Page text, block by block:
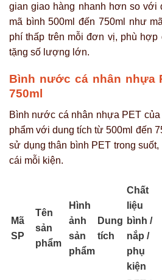
gian giao hàng nhanh hơn so với
mã bình 500ml đến 750ml như
phí thấp trên mỗi đơn vị, phù hợp
tặng số lượng lớn.
Bình nước cá nhân nhựa
750ml
Bình nước cá nhân nhựa PET
phẩm với dung tích từ 500ml đến
sử dụng thân bình PET trong
cái mỗi kiện.
Mã
SP
Tên
sản
phẩm
Hình
ảnh
sản
phẩm
Dung
tích
Chất
liệu
bình /
nắp /
phụ
kiện